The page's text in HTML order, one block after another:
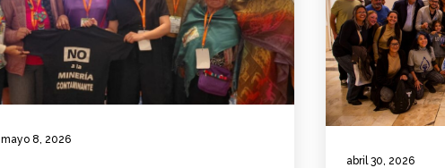
mayo 8, 2026
abril 30, 2026